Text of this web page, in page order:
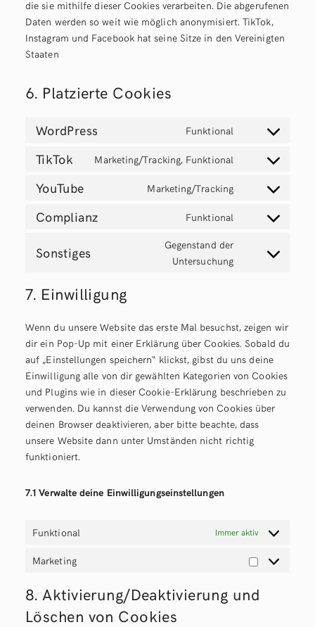
die sie mithilfe dieser Cookies verarbeiten. Die abgerufenen
Daten werden so weit wie möglich anonymisiert. TikTok,
Instagram und Facebook hat seine Sitze in den Vereinigten
Staaten
6. Platzierte Cookies
WordPress Funktional
Consent
service
wordpress
TikTok Marketing/Tracking, Funktional
Consent
service
tiktok
YouTube Marketing/Tracking
Consent
service
Complianz Funktional
Consent
service
Sonstiges
Gegenstand der
Untersuchung
Consent
7. Einwilligung
Wenn du unsere Website das erste Mal besuchst, zeigen wir
dir ein Pop-Up mit einer Erklärung über Cookies. Sobald du
auf „Einstellungen speichern“ klickst, gibst du uns deine
Einwilligung alle von dir gewählten Kategorien von Cookies
und Plugins wie in dieser Cookie-Erklärung beschrieben zu
verwenden. Du kannst die Verwendung von Cookies über
deinen Browser deaktivieren, aber bitte beachte, dass
unsere Website dann unter Umständen nicht richtig
funktioniert.
7.1 Verwalte deine Einwilligungseinstellungen
Funktional Immer aktiv
Marketing Marketing
8. Aktivierung/Deaktivierung und
Löschen von Cookies